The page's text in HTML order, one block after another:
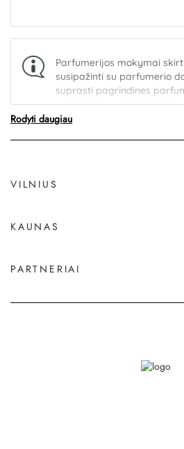
Parfumerijos mokymai
susipažinti su parfumerio
suprasti pagrindines
susipažinti su botaninėmis,
parfumerinėmis
Parfumerio meistriškumo
kvepalų akordus. Pamokos
Rodyti daugiau
VILNIUS
KAUNAS
PARTNERIAI